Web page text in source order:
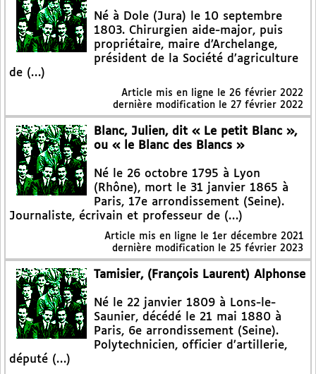
Né à Dole (Jura) le 10 septembre
1803. Chirurgien aide-major, puis
propriétaire, maire d’Archelange,
président de la Société d’agriculture
de (…)
Article mis en ligne le 26 février 2022
dernière modification le 27 février 2022
Blanc, Julien, dit « Le petit Blanc »,
ou « le Blanc des Blancs »
Né le 26 octobre 1795 à Lyon
(Rhône), mort le 31 janvier 1865 à
Paris, 17e arrondissement (Seine).
Journaliste, écrivain et professeur de (…)
Article mis en ligne le 1er décembre 2021
dernière modification le 25 février 2023
Tamisier, (François Laurent) Alphonse
Né le 22 janvier 1809 à Lons-le-
Saunier, décédé le 21 mai 1880 à
Paris, 6e arrondissement (Seine).
Polytechnicien, officier d’artillerie,
député (…)